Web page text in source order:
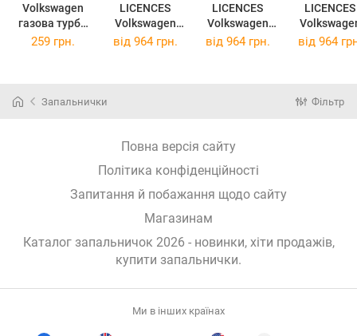
Volkswagen
газова турбо
VW SMART
LICENCES
Volkswagen
TANK метал
LICENCES
Volkswagen
TANK метал
LICENCES
TANK
ED)
259 грн. від 964 грн. від 964 грн. від 964
Запальнички Фільтр
Повна версія сайту
Політика конфіденційності
Запитання й побажання щодо сайту
Магазинам
Каталог запальничок 2026 - новинки, хіти продажів,
купити запальнички.
Ми в інших країнах